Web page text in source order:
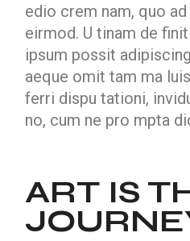
edio crem nam, quo
eirmod. U tinam de
ipsum possit
aeque omit tam ma
ferri dispu tationi,
no, cum ne pro mpta
ART IS